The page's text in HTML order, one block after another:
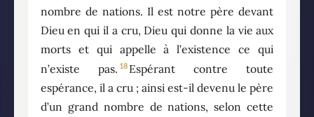
nombre de nations. Il est notre père devant
Dieu en qui il a cru, Dieu qui donne la vie aux
morts et qui appelle à l’existence ce qui
n’existe pas. 18 Espérant contre toute
espérance, il a cru ; ainsi est-il devenu le père
d’un grand nombre de nations, selon cette